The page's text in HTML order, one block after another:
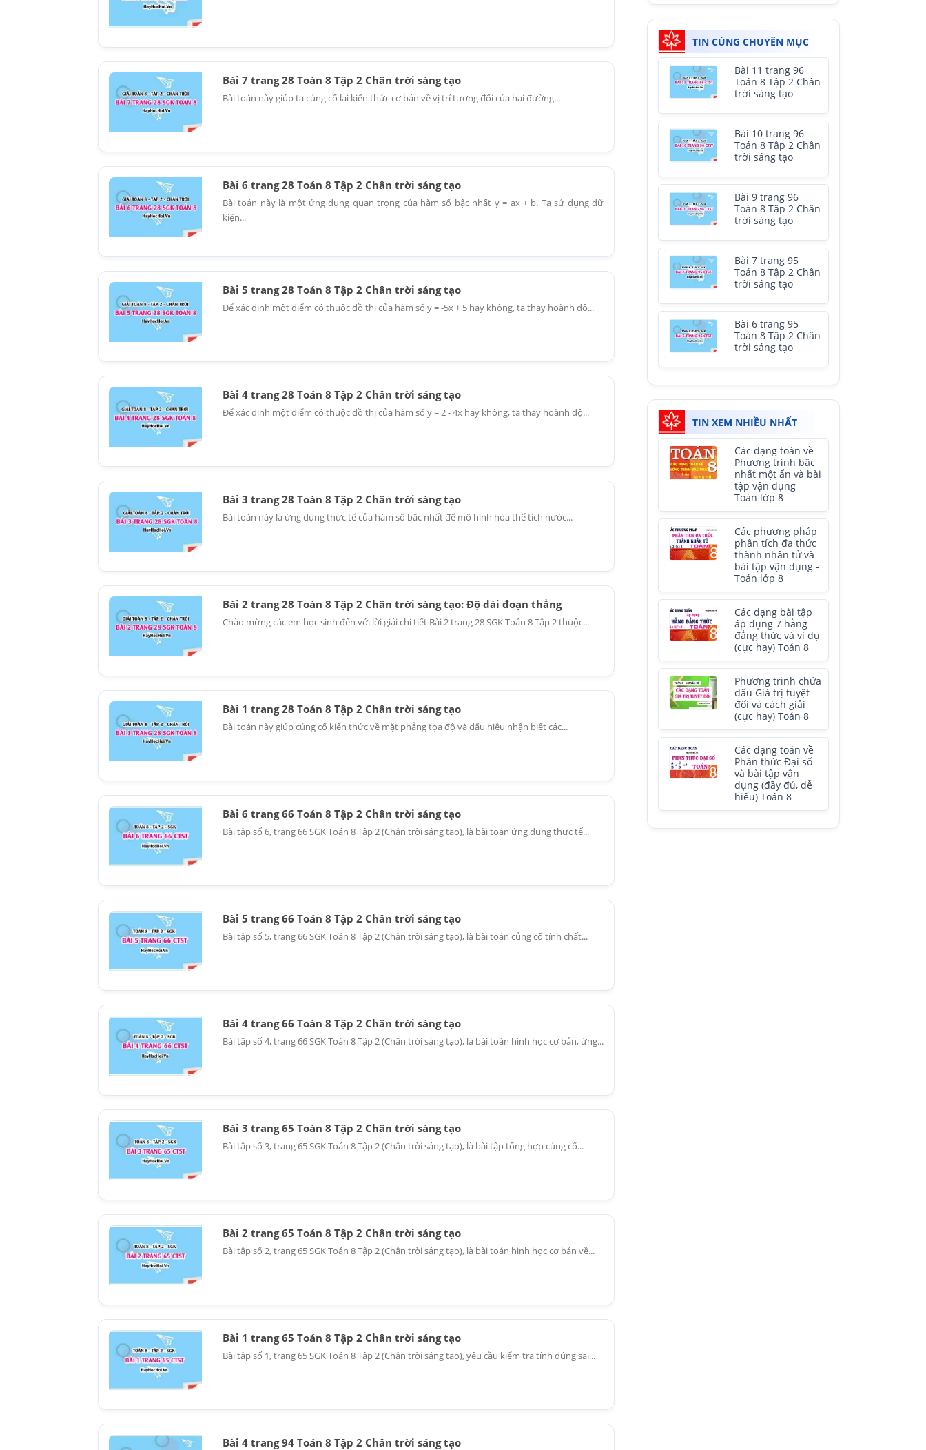
Bài 7 trang 28 Toán 8 Tập 2 Chân trời sáng tạo
Bài toán này giúp ta củng cố lại kiến thức cơ bản về vị trí tương đối của hai đường...
Bài 6 trang 28 Toán 8 Tập 2 Chân trời sáng tạo
Bài toán này là một ứng dụng quan trọng của hàm số bậc nhất y = ax + b. Ta sử dụng dữ
kiện...
Bài 5 trang 28 Toán 8 Tập 2 Chân trời sáng tạo
Để xác định một điểm có thuộc đồ thị của hàm số y = -5x + 5 hay không, ta thay hoành độ...
Bài 4 trang 28 Toán 8 Tập 2 Chân trời sáng tạo
Để xác định một điểm có thuộc đồ thị của hàm số y = 2 - 4x hay không, ta thay hoành độ...
Bài 3 trang 28 Toán 8 Tập 2 Chân trời sáng tạo
Bài toán này là ứng dụng thực tế của hàm số bậc nhất để mô hình hóa thể tích nước...
Bài 2 trang 28 Toán 8 Tập 2 Chân trời sáng tạo: Độ dài đoạn thẳng
Chào mừng các em học sinh đến với lời giải chi tiết Bài 2 trang 28 SGK Toán 8 Tập 2 thuộc...
Bài 1 trang 28 Toán 8 Tập 2 Chân trời sáng tạo
Bài toán này giúp củng cố kiến thức về mặt phẳng tọa độ và dấu hiệu nhận biết các...
Bài 6 trang 66 Toán 8 Tập 2 Chân trời sáng tạo
Bài tập số 6, trang 66 SGK Toán 8 Tập 2 (Chân trời sáng tạo), là bài toán ứng dụng thực tế...
Bài 5 trang 66 Toán 8 Tập 2 Chân trời sáng tạo
Bài tập số 5, trang 66 SGK Toán 8 Tập 2 (Chân trời sáng tạo), là bài toán củng cố tính chất...
Bài 4 trang 66 Toán 8 Tập 2 Chân trời sáng tạo
Bài tập số 4, trang 66 SGK Toán 8 Tập 2 (Chân trời sáng tạo), là bài toán hình học cơ bản, ứng...
Bài 3 trang 65 Toán 8 Tập 2 Chân trời sáng tạo
Bài tập số 3, trang 65 SGK Toán 8 Tập 2 (Chân trời sáng tạo), là bài tập tổng hợp củng cố...
Bài 2 trang 65 Toán 8 Tập 2 Chân trời sáng tạo
Bài tập số 2, trang 65 SGK Toán 8 Tập 2 (Chân trời sáng tạo), là bài toán hình học cơ bản về...
Bài 1 trang 65 Toán 8 Tập 2 Chân trời sáng tạo
Bài tập số 1, trang 65 SGK Toán 8 Tập 2 (Chân trời sáng tạo), yêu cầu kiểm tra tính đúng sai...
Bài 4 trang 94 Toán 8 Tập 2 Chân trời sáng tạo
TIN CÙNG CHUYÊN MỤC
Bài 11 trang 96
Toán 8 Tập 2 Chân
trời sáng tạo
Bài 10 trang 96
Toán 8 Tập 2 Chân
trời sáng tạo
Bài 9 trang 96
Toán 8 Tập 2 Chân
trời sáng tạo
Bài 7 trang 95
Toán 8 Tập 2 Chân
trời sáng tạo
Bài 6 trang 95
Toán 8 Tập 2 Chân
trời sáng tạo
TIN XEM NHIỀU NHẤT
Các dạng toán về
Phương trình bậc
nhất một ẩn và bài
tập vận dụng -
Toán lớp 8
Các phương pháp
phân tích đa thức
thành nhân tử và
bài tập vận dụng -
Toán lớp 8
Các dạng bài tập
áp dụng 7 hằng
đẳng thức và ví dụ
(cực hay) Toán 8
Phương trình chứa
dấu Giá trị tuyệt
đối và cách giải
(cực hay) Toán 8
Các dạng toán về
Phân thức Đại số
và bài tập vận
dụng (đầy đủ, dễ
hiểu) Toán 8